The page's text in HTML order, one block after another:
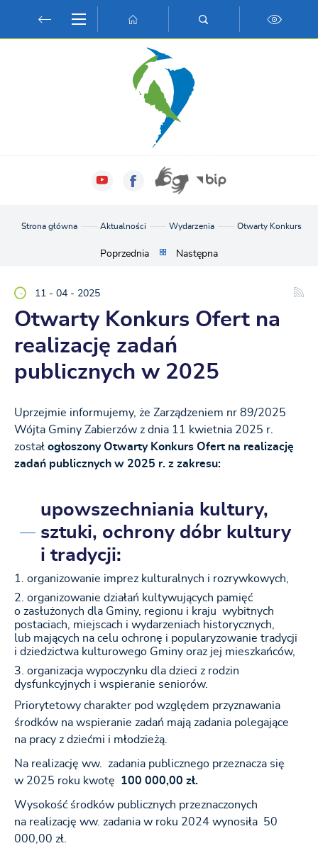
Przejdź do wyszukiwarki.
Przejdź do ustawień wielkości czcionki.
Włącz wersję kontrastową strony.
Strona główna Aktualności Wydarzenia Otwarty Konkurs
Poprzednia Następna
11 - 04 - 2025
Otwarty Konkurs Ofert na
realizację zadań
publicznych w 2025
Uprzejmie informujemy, że Zarządzeniem nr 89/2025
Wójta Gminy Zabierzów z dnia 11 kwietnia 2025 r.
został ogłoszony Otwarty Konkurs Ofert na realizację
zadań publicznych w 2025 r. z zakresu:
upowszechniania kultury,
sztuki, ochrony dóbr kultury
i tradycji:
organizowanie imprez kulturalnych i rozrywkowych,
organizowanie działań kultywujących pamięć
o zasłużonych dla Gminy, regionu i kraju wybitnych
postaciach, miejscach i wydarzeniach historycznych,
lub mających na celu ochronę i popularyzowanie tradycji
i dziedzictwa kulturowego Gminy oraz jej mieszkańców,
organizacja wypoczynku dla dzieci z rodzin
dysfunkcyjnych i wspieranie seniorów.
Priorytetowy charakter pod względem przyznawania
środków na wspieranie zadań mają zadania polegające
na pracy z dziećmi i młodzieżą.
Na realizację ww. zadania publicznego przeznacza się
w 2025 roku kwotę
100 000,00 zł.
Wysokość środków publicznych przeznaczonych
na realizację ww. zadania w roku 2024 wynosiła 50
000,00 zł.